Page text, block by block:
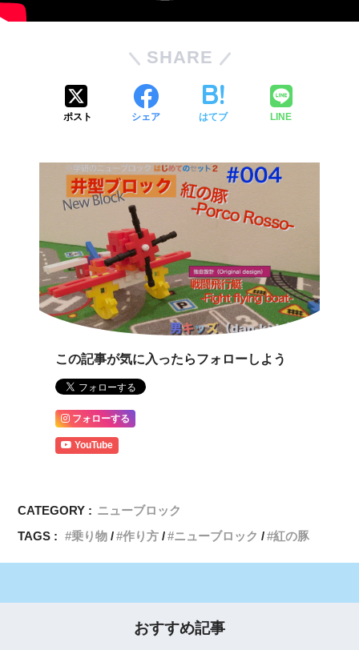
SHARE
ポスト シェア はてブ LINE
この記事が気に入ったらフォローしよう
フォローする
YouTube
CATEGORY : ニューブロック
TAGS :
乗り物 作り方 ニューブロック 紅の豚
おすすめ記事